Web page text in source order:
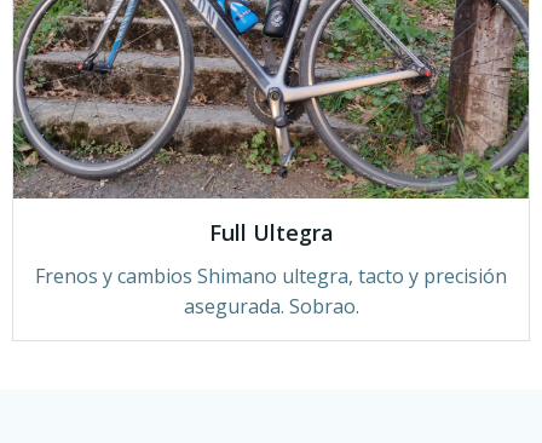
Full Ultegra
Frenos y cambios Shimano ultegra, tacto y precisión
asegurada. Sobrao.